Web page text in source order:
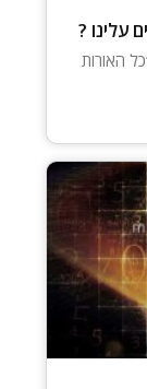
עלינו ?
האורות